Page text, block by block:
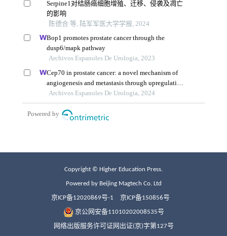
Copyright © Higher Education Press.
Powered by Beijing Magtech Co. Ltd
京ICP备12020869号-1 京ICP备150856号
京公网安备11010202008535号
网络出版服务许可证网出证(京)字第127号